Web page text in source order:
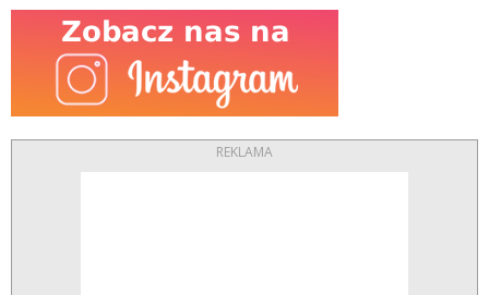
REKLAMA